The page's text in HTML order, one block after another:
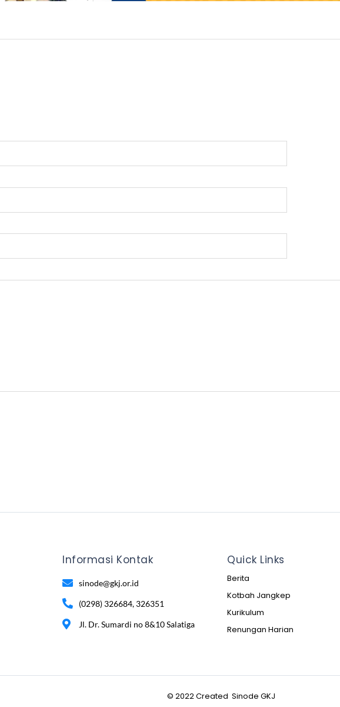
Informasi Kontak
sinode@gkj.or.id
(0298) 326684, 326351
Jl. Dr. Sumardi no 8&10 Salatiga
Quick Links
Berita
Kotbah Jangkep
Kurikulum
Renungan Harian
© 2022 Created Sinode GKJ